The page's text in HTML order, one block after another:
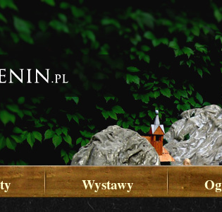
Wystawy